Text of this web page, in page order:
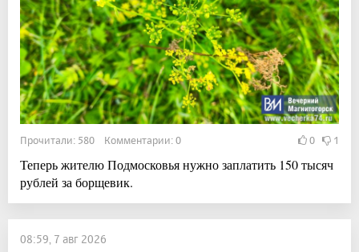
Прочитали: 580 Комментарии: 0 0 1
Теперь жителю Подмосковья нужно заплатить 150 тысяч
рублей за борщевик.
08:59, 7 авг 2026